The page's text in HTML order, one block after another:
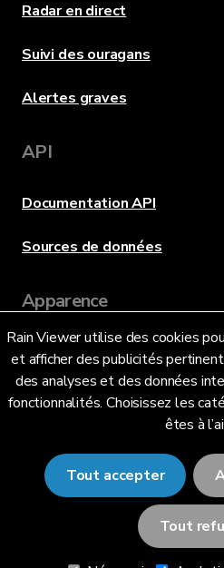
Rain Viewer utilise des cookies
et afficher des publicités
des analyses et des données
fonctionnalités. Choisissez les
êtes à
Tout accepter
Tout
Radar en direct
Suivi des ouragans
Alertes graves
API
Documentation API
Sources de données
Apparence
Langue
© 2026 RainViewer,MeteoLab